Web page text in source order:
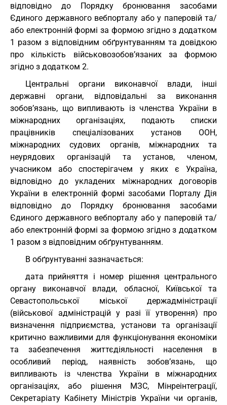
відповідно до Порядку бронювання засобами
Єдиного державного вебпорталу або у паперовій та/
або електронній формі за формою згідно з додатком
1 разом з відповідним обґрунтуванням та довідкою
про кількість військовозобов’язаних за формою
згідно з додатком 2.
Центральні органи виконавчої влади, інші
державні органи, відповідальні за виконання
зобов’язань, що випливають із членства України в
міжнародних організаціях, подають списки
працівників спеціалізованих установ ООН,
міжнародних судових органів, міжнародних та
неурядових організацій та установ, членом,
учасником або спостерігачем у яких є Україна,
відповідно до укладених міжнародних договорів
України в електронній формі засобами Порталу Дія
відповідно до Порядку бронювання засобами
Єдиного державного вебпорталу або у паперовій та/
або електронній формі за формою згідно з додатком
1 разом з відповідним обґрунтуванням.
В обґрунтуванні зазначається:
дата прийняття і номер рішення центрального
органу виконавчої влади, обласної, Київської та
Севастопольської міської держадміністрації
(військової адміністрацій у разі її утворення) про
визначення підприємства, установи та організації
критично важливими для функціонування економіки
та забезпечення життєдіяльності населення в
особливий період, наявність зобов’язань, що
випливають із членства України в міжнародних
організаціях, або рішення МЗС, Мінреінтеграції,
Секретаріату Кабінету Міністрів України чи органів,